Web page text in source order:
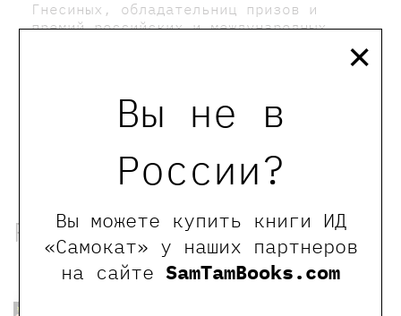
Вы не в
России?
Вы можете купить книги ИД
«Самокат» у наших партнеров
на сайте SamTamBooks.com
×
Гнесиных, обладательниц призов и
премий российских и международных
(Центр Оперного Пения Галины
Вишневской, Театр Et Cetera).
Рекомендованные книги
Хит